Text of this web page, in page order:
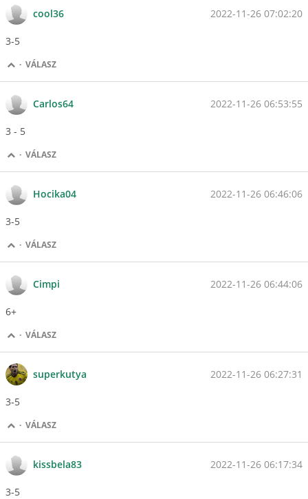
cool36 2022-11-26 07:02:20
3-5
· VÁLASZ
Carlos64 2022-11-26 06:53:55
3 - 5
· VÁLASZ
Hocika04 2022-11-26 06:46:06
3-5
· VÁLASZ
Cimpi 2022-11-26 06:44:06
6+
· VÁLASZ
superkutya 2022-11-26 06:27:31
3-5
· VÁLASZ
kissbela83 2022-11-26 06:17:34
3-5